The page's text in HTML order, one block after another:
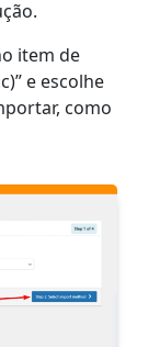
item de
e escolhe
como